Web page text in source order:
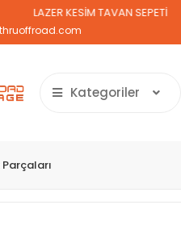
LAZER KESİM TAVAN SEPETİ
Kategoriler